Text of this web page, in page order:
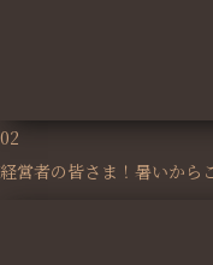
02
経営者の皆さま！暑いから